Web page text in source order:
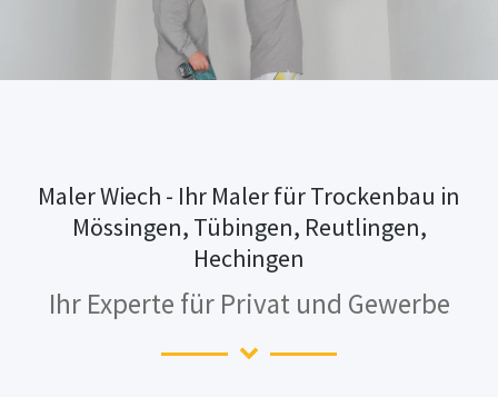
Maler Wiech - Ihr Maler für Trockenbau in
Mössingen, Tübingen, Reutlingen,
Hechingen
Ihr Experte für Privat und Gewerbe